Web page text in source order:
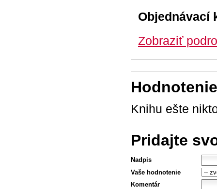
Objednávací
Zobraziť
Knihu ešte
Pridajte
Nadpis
Vaše hodnotenie
Komentár